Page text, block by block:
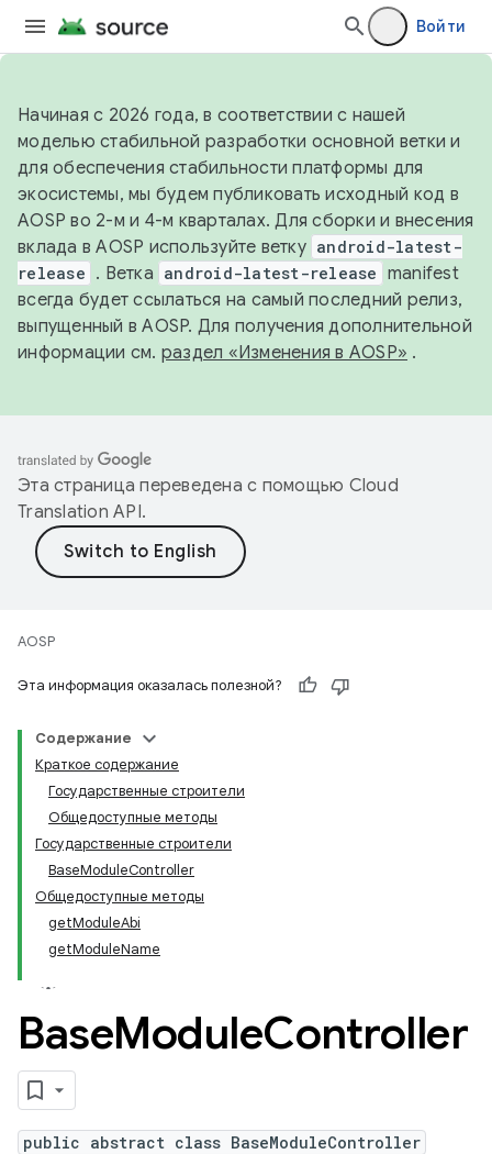
Войти
Начиная с 2026 года, в соответствии с нашей
моделью стабильной разработки основной ветки и
для обеспечения стабильности платформы для
экосистемы, мы будем публиковать исходный код в
AOSP во 2-м и 4-м кварталах. Для сборки и внесения
вклада в AOSP используйте ветку android-latest-
release . Ветка android-latest-release manifest
всегда будет ссылаться на самый последний релиз,
выпущенный в AOSP. Для получения дополнительной
информации см. раздел «Изменения в AOSP» .
Эта страница переведена с помощью Cloud
Translation API.
AOSP
Эта информация оказалась полезной?
Содержание
Краткое содержание
Государственные строители
Общедоступные методы
Государственные строители
BaseModuleController
Общедоступные методы
getModuleAbi
getModuleName
BaseModuleController
public abstract class BaseModuleController